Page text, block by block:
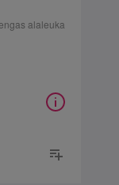
alaleuka